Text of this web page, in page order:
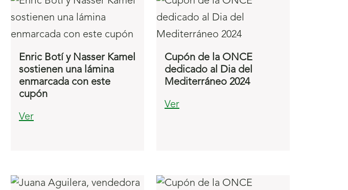
Enric Botí y Nasser Kamel
sostienen una lámina
enmarcada con este
cupón
Ver
Cupón de la ONCE
dedicado al Dia del
Mediterráneo 2024
Ver